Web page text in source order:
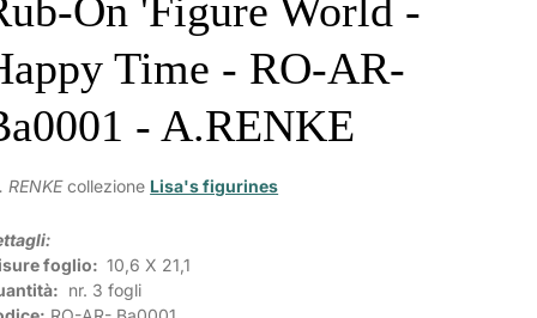
On 'Figure World -
Time - RO-AR-
- A.RENKE
RENKEcollezione Lisa's figurines
foglio: 10,6 X 21,1
nr. 3 fogli